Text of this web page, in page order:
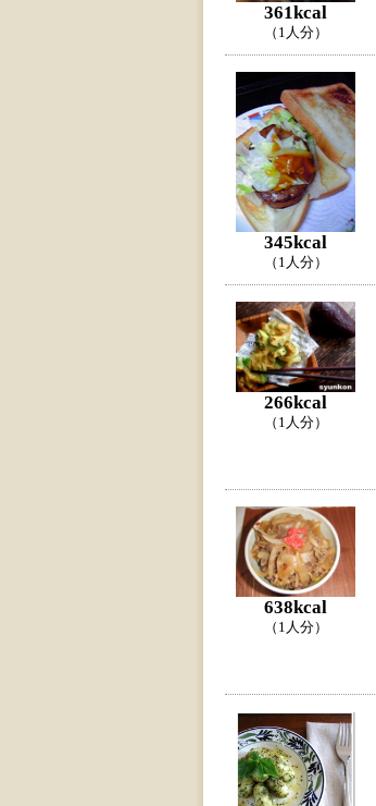
361kcal
（1人分）
345kcal
（1人分）
266kcal
（1人分）
638kcal
（1人分）